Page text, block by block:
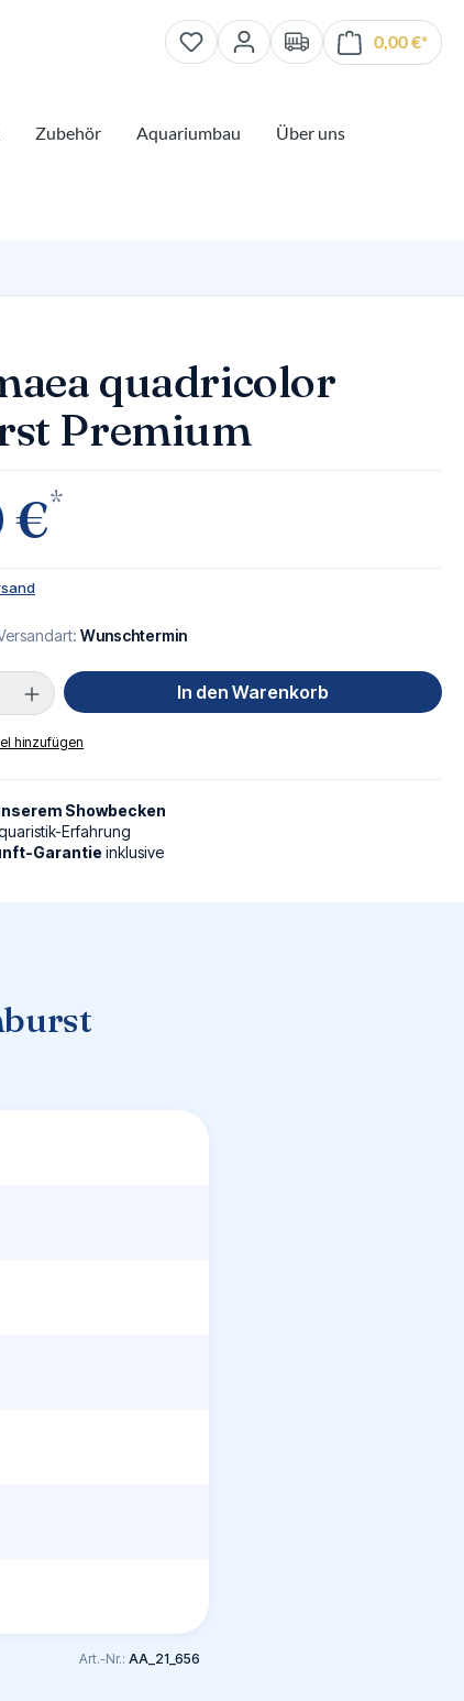
0,00 €*
Zubehör Aquariumbau
Über uns
quadricolor
Premium
€*
Wunschtermin
Gib den gewünschten Wert ein
In den Warenkorb
hinzufügen
Showbecken
Erfahrung
Garantieinklusive
Art.-Nr.: AA_21_656